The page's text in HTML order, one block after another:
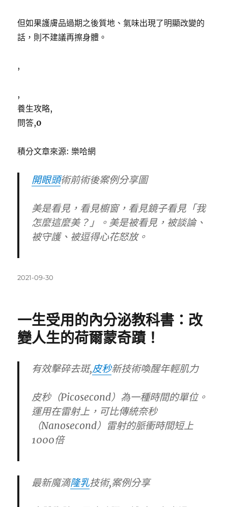
但如果護膚品過期之後質地、氣味出現了明顯改變的
話，則不建議再擦身體。
,
,
養生攻略,
問答,0
積分文章來源: 樂哈網
開眼頭術前術後案例分享圖
美是看見，看見櫥窗，看見鏡子看見「我
怎麼這麼美？」。美是被看見，被談論、
被守護、被逗得心花怒放。
發
2021-09-30
一生受用的內分泌教科書：改
變人生的荷爾蒙奇蹟！
有效擊碎去斑,皮秒新技術喚醒年輕肌力
皮秒（Picosecond）為一種時間的單位。
運用在雷射上，可比傳統奈秒
（Nanosecond）雷射的脈衝時間短上
1000倍
最新魔滴隆乳技術,案例分享